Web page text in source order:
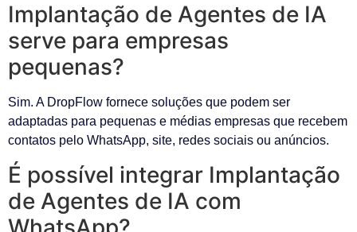
Implantação de Agentes de IA
serve para empresas
pequenas?
Sim. A DropFlow fornece soluções que podem ser
adaptadas para pequenas e médias empresas que recebem
contatos pelo WhatsApp, site, redes sociais ou anúncios.
É possível integrar Implantação
de Agentes de IA com